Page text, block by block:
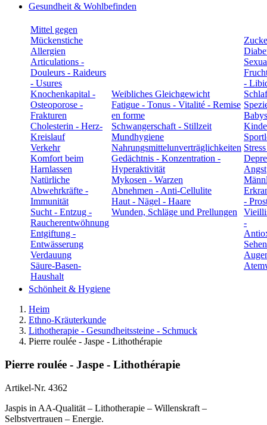
Gesundheit & Wohlbefinden
Mittel gegen
Mückenstiche
Allergien
Articulations -
Douleurs - Raideurs
- Usures
Knochenkapital -
Osteoporose -
Frakturen
Cholesterin - Herz-
Kreislauf
Verkehr
Komfort beim
Harnlassen
Natürliche
Abwehrkräfte -
Immunität
Sucht - Entzug -
Raucherentwöhnung
Entgiftung -
Entwässerung
Verdauung
Säure-Basen-
Haushalt
Weibliches Gleichgewicht
Fatigue - Tonus - Vitalité - Remise
en forme
Schwangerschaft - Stillzeit
Mundhygiene
Nahrungsmittelunverträglichkeiten
Gedächtnis - Konzentration -
Hyperaktivität
Mykosen - Warzen
Abnehmen - Anti-Cellulite
Haut - Nägel - Haare
Wunden, Schläge und Prellungen
-
Angst
-
-
Schönheit & Hygiene
Heim
Ethno-Kräuterkunde
Lithotherapie - Gesundheitssteine - Schmuck
Pierre roulée - Jaspe - Lithothérapie
Pierre roulée - Jaspe - Lithothérapie
Artikel-Nr. 4362
Jaspis in AA-Qualität – Lithotherapie – Willenskraft –
Selbstvertrauen – Energie.